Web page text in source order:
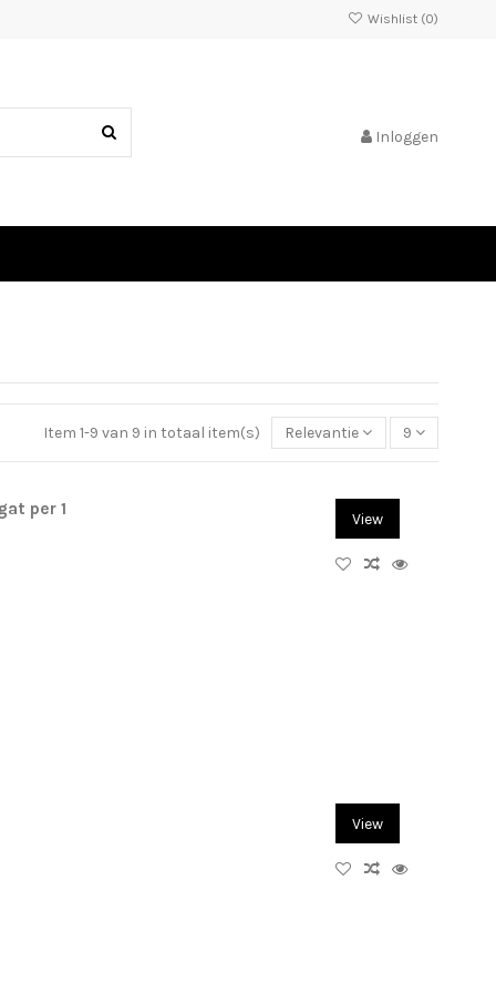
Wishlist (0)
Inloggen
Item 1-9 van 9 in totaal item(s) Relevantie 9
per 1 View
View